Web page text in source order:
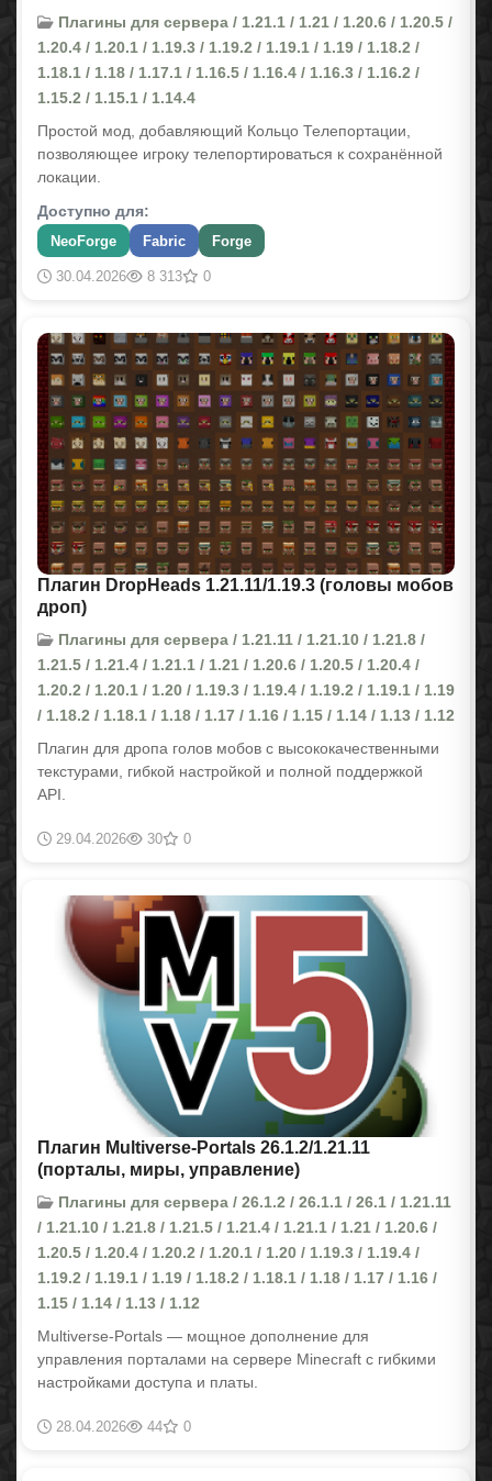
Плагины для сервера / 1.21.1 / 1.21 / 1.20.6 / 1.20.5 /
1.20.4 / 1.20.1 / 1.19.3 / 1.19.2 / 1.19.1 / 1.19 / 1.18.2 /
1.18.1 / 1.18 / 1.17.1 / 1.16.5 / 1.16.4 / 1.16.3 / 1.16.2 /
1.15.2 / 1.15.1 / 1.14.4
Простой мод, добавляющий Кольцо Телепортации,
позволяющее игроку телепортироваться к сохранённой
локации.
Доступно для:
NeoForge Fabric Forge
30.04.2026 8 313 0
Плагин DropHeads 1.21.11/1.19.3 (головы мобов
дроп)
Плагины для сервера / 1.21.11 / 1.21.10 / 1.21.8 /
1.21.5 / 1.21.4 / 1.21.1 / 1.21 / 1.20.6 / 1.20.5 / 1.20.4 /
1.20.2 / 1.20.1 / 1.20 / 1.19.3 / 1.19.4 / 1.19.2 / 1.19.1 / 1.19
/ 1.18.2 / 1.18.1 / 1.18 / 1.17 / 1.16 / 1.15 / 1.14 / 1.13 / 1.12
Плагин для дропа голов мобов с высококачественными
текстурами, гибкой настройкой и полной поддержкой
API.
29.04.2026 30 0
Плагин Multiverse-Portals 26.1.2/1.21.11
(порталы, миры, управление)
Плагины для сервера / 26.1.2 / 26.1.1 / 26.1 / 1.21.11
/ 1.21.10 / 1.21.8 / 1.21.5 / 1.21.4 / 1.21.1 / 1.21 / 1.20.6 /
1.20.5 / 1.20.4 / 1.20.2 / 1.20.1 / 1.20 / 1.19.3 / 1.19.4 /
1.19.2 / 1.19.1 / 1.19 / 1.18.2 / 1.18.1 / 1.18 / 1.17 / 1.16 /
1.15 / 1.14 / 1.13 / 1.12
Multiverse-Portals — мощное дополнение для
управления порталами на сервере Minecraft с гибкими
настройками доступа и платы.
28.04.2026 44 0